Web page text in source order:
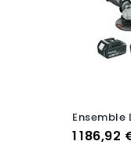
Ensemble
Prix
1 186,92